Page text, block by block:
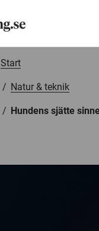
Start
/ Natur & teknik
/ Hundens sjätte